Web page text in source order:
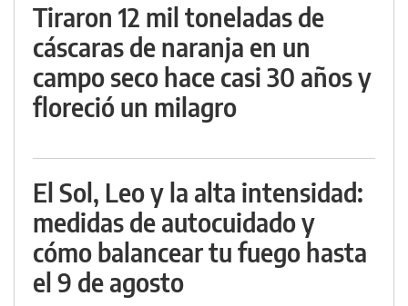
Tiraron 12 mil toneladas de
cáscaras de naranja en un
campo seco hace casi 30 años y
floreció un milagro
El Sol, Leo y la alta intensidad:
medidas de autocuidado y
cómo balancear tu fuego hasta
el 9 de agosto